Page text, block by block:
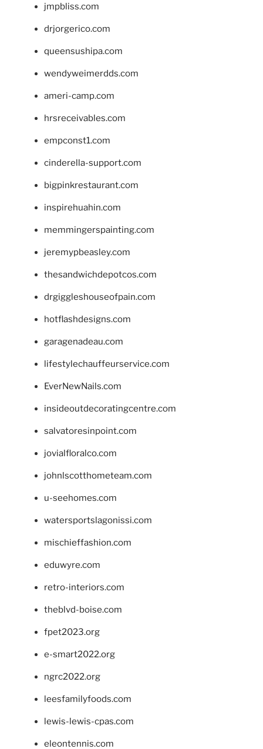
jmpbliss.com
drjorgerico.com
queensushipa.com
wendyweimerdds.com
ameri-camp.com
hrsreceivables.com
empconst1.com
cinderella-support.com
bigpinkrestaurant.com
inspirehuahin.com
memmingerspainting.com
jeremypbeasley.com
thesandwichdepotcos.com
drgiggleshouseofpain.com
hotflashdesigns.com
garagenadeau.com
lifestylechauffeurservice.com
EverNewNails.com
insideoutdecoratingcentre.com
salvatoresinpoint.com
jovialfloralco.com
johnlscotthometeam.com
u-seehomes.com
watersportslagonissi.com
mischieffashion.com
eduwyre.com
retro-interiors.com
theblvd-boise.com
fpet2023.org
e-smart2022.org
ngrc2022.org
leesfamilyfoods.com
lewis-lewis-cpas.com
eleontennis.com